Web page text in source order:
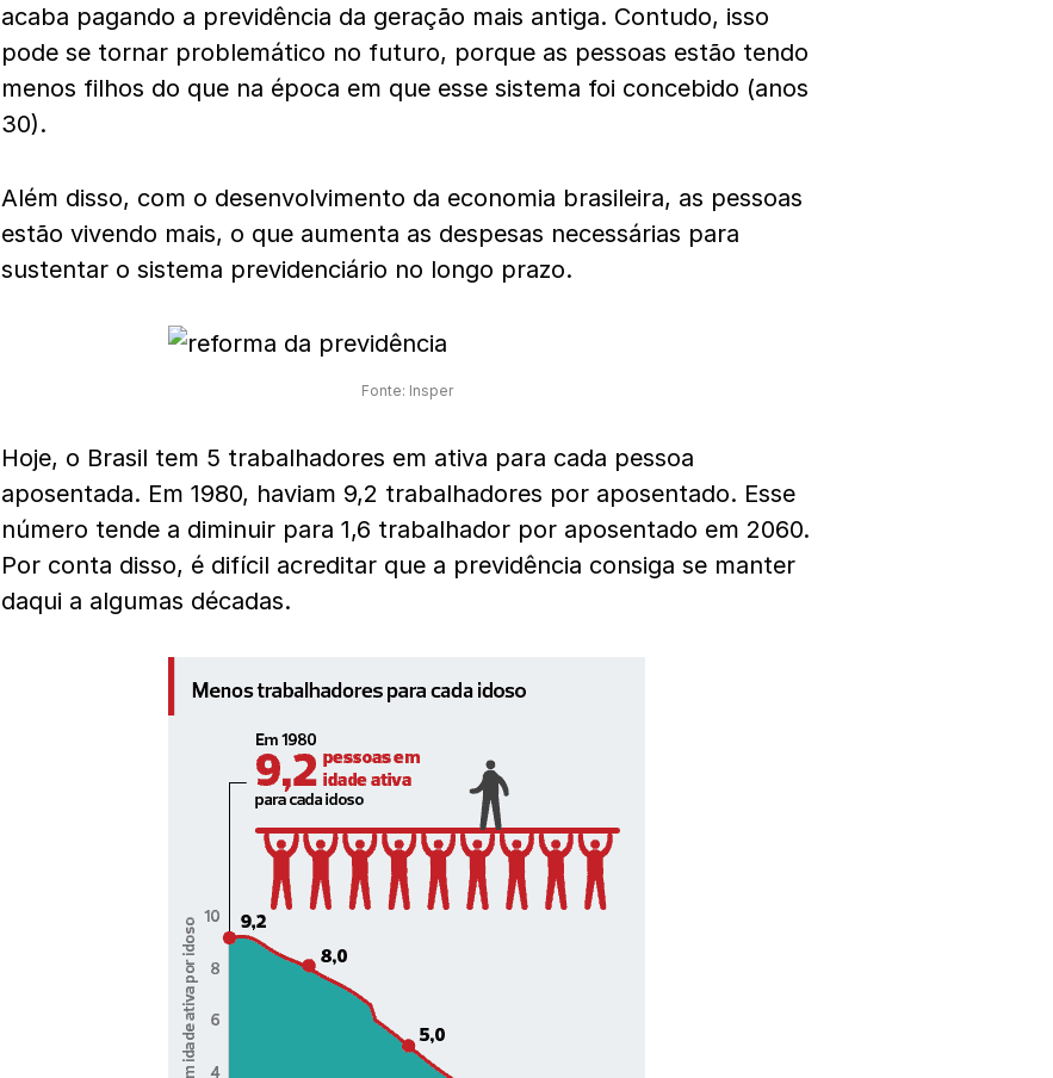
acaba pagando a previdência da geração mais antiga. Contudo, isso
pode se tornar problemático no futuro, porque as pessoas estão tendo
menos filhos do que na época em que esse sistema foi concebido (anos
30).
Além disso, com o desenvolvimento da economia brasileira, as pessoas
estão vivendo mais, o que aumenta as despesas necessárias para
sustentar o sistema previdenciário no longo prazo.
Fonte: Insper
Hoje, o Brasil tem 5 trabalhadores em ativa para cada pessoa
aposentada. Em 1980, haviam 9,2 trabalhadores por aposentado. Esse
número tende a diminuir para 1,6 trabalhador por aposentado em 2060.
Por conta disso, é difícil acreditar que a previdência consiga se manter
daqui a algumas décadas.